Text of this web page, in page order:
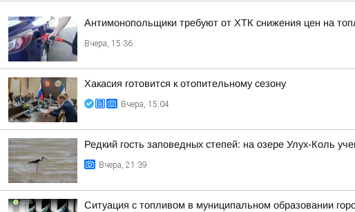
Антимонопольщики требуют от ХТК снижения цен на
Вчера, 15:36
Хакасия готовится к отопительному сезону
Вчера, 15:04
Редкий гость заповедных степей: на озере Улух-Коль
Вчера, 21:39
Ситуация с топливом в муниципальном образовании